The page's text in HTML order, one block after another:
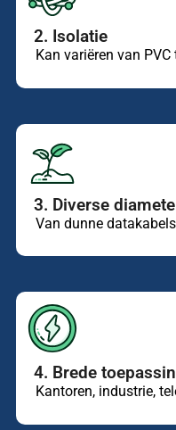
2. Isolatie
Kan variëren van
3. Diverse
Van dunne
4. Brede
Kantoren, industrie,